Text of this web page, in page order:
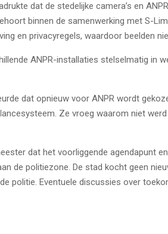
dat de stedelijke camera’s en
binnen de samenwerking met S-
en privacyregels, waardoor beelden
ANPR-installaties stelselmatig in
dat opnieuw voor ANPR wordt
Ze vroeg waarom niet
dat het voorliggende agendapunt
de politiezone. De stad kocht geen
politie. Eventuele discussies over